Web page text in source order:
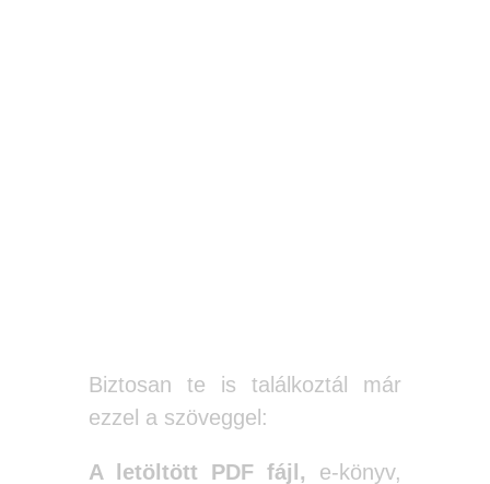
Biztosan te is találkoztál már
ezzel a szöveggel:
A letöltött PDF fájl, e-könyv,